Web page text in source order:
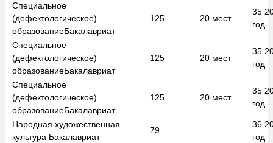
Специальное
(дефектологическое)
образованиеБакалавриат
125 20 мест
35
год
Специальное
(дефектологическое)
образованиеБакалавриат
125 20 мест
35
год
Специальное
(дефектологическое)
образованиеБакалавриат
125 20 мест
35
год
Народная художественная
культура Бакалавриат
79 —
36
год